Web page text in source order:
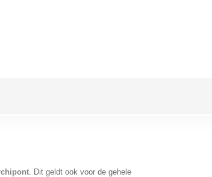
. Dit geldt ook voor de gehele